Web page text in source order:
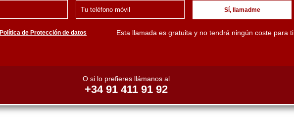
Sí, llamadme
Política de Protección de datos Esta llamada es gratuita y no tendrá ningún coste para ti
O si lo prefieres llámanos al
+34 91 411 91 92